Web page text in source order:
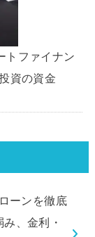
トファイナン
資の資金
ーンを徹底
、金利・